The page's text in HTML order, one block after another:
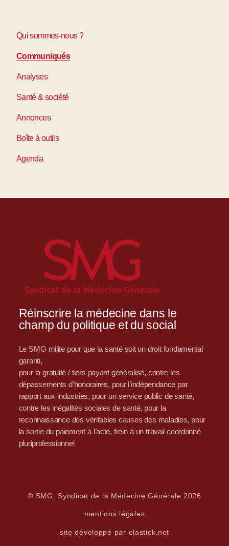
Qui sommes-nous ?
Communiqués
Analyses
Santé & société
Annonces
Boîte à outils
Agenda
Réinscrire la médecine dans le
champ du politique et du social
Le SMG milite pour que la santé soit un droit fondamental
garanti,
pour la gratuité / tiers payant généralisé, contre les
dépassements d’honoraires, pour l’indépendance par
rapport aux industries, pour un service public de santé,
contre les inégalités sociales de santé, pour la
reconnaissance des véritables causes des maladies, pour
la sortie du paiement à l’acte, frein à un travail coordonné
pluriprofessionnel
© SMG, Syndicat de la Médecine Générale 2026
mentions légales
site développé par elastick.net